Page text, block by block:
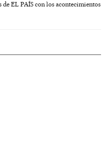
EL PAÍS con los acontecimientos